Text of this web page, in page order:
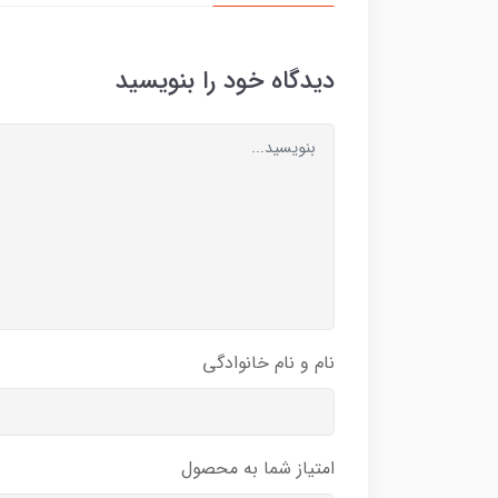
دیدگاه خود را بنویسید
نام و نام خانوادگی
امتیاز شما به محصول